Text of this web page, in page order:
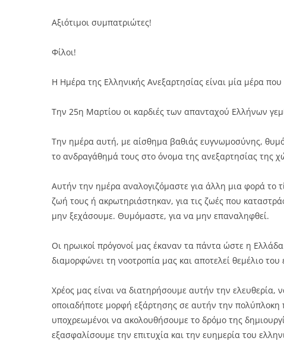
Αξιότιμοι συμπατριώτες!
Φίλοι!
Η Ημέρα της Ελληνικής Ανεξαρτησίας είναι μία μέρα
Την 25η Μαρτίου οι καρδιές των απανταχού Ελλήνων
Την ημέρα αυτή, με αίσθημα βαθιάς ευγνωμοσύνης,
το ανδραγάθημά τους στο όνομα της ανεξαρτησίας της
Αυτήν την ημέρα αναλογιζόμαστε για άλλη μια φορά το
ζωή τους ή ακρωτηριάστηκαν, για τις ζωές που
μην ξεχάσουμε. Θυμόμαστε, για να μην επαναληφθεί.
Οι ηρωικοί πρόγονοί μας έκαναν τα πάντα ώστε η
διαμορφώνει τη νοοτροπία μας και αποτελεί θεμέλιο του
Χρέος μας είναι να διατηρήσουμε αυτήν την
οποιαδήποτε μορφή εξάρτησης σε αυτήν την πολύπλοκη
υποχρεωμένοι να ακολουθήσουμε το δρόμο της
εξασφαλίσουμε την επιτυχία και την ευημερία του